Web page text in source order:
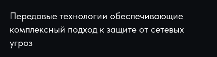
Передовые технологии обеспечивающие
комплексный подход к защите от сетевых
угроз